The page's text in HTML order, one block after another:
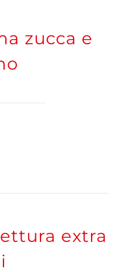
zucca e
extra